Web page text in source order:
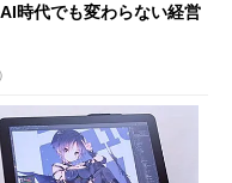
時代でも変わらない経営